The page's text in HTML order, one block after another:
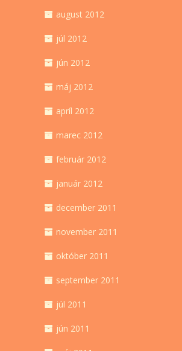
august 2012
júl 2012
jún 2012
máj 2012
apríl 2012
marec 2012
február 2012
január 2012
december 2011
november 2011
október 2011
september 2011
júl 2011
jún 2011